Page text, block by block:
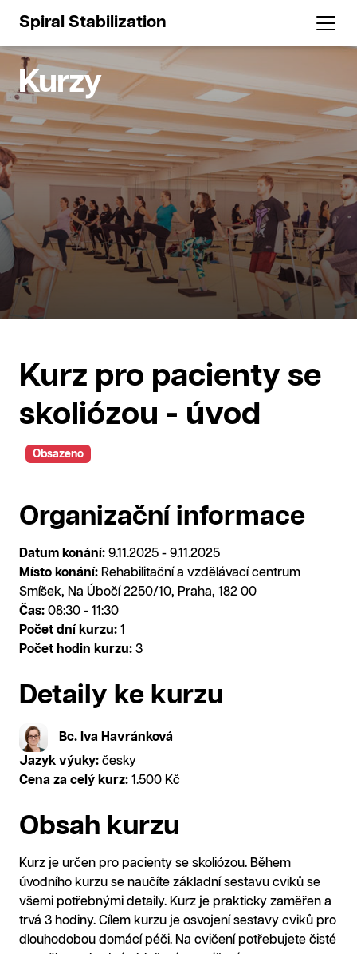
Spiral Stabilization
Kurzy
Kurz pro pacienty se
skoliózou - úvod
Obsazeno
Organizační informace
Datum konání: 9.11.2025 - 9.11.2025
Místo konání: Rehabilitační a vzdělávací centrum
Smíšek, Na Úbočí 2250/10, Praha, 182 00
Čas: 08:30 - 11:30
Počet dní kurzu: 1
Počet hodin kurzu: 3
Detaily ke kurzu
Bc. Iva Havránková
Jazyk výuky: česky
Cena za celý kurz: 1.500 Kč
Obsah kurzu
Kurz je určen pro pacienty se skoliózou. Během
úvodního kurzu se naučíte základní sestavu cviků se
všemi potřebnými detaily. Kurz je prakticky zaměřen a
trvá 3 hodiny. Cílem kurzu je osvojení sestavy cviků pro
dlouhodobou domácí péči. Na cvičení potřebujete čisté